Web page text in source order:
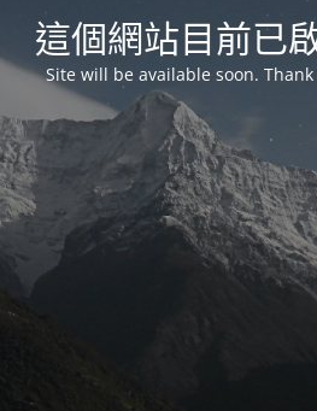
這個網站目前已
Site will be available soon.